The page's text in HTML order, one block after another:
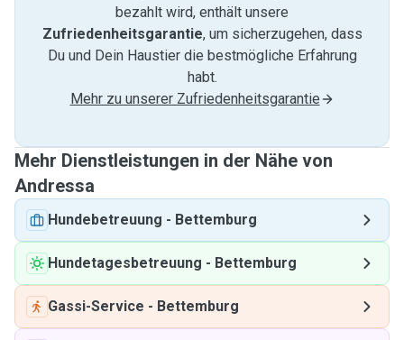
bezahlt wird, enthält unsere
Zufriedenheitsgarantie, um sicherzugehen, dass
Du und Dein Haustier die bestmögliche Erfahrung
habt.
Mehr zu unserer Zufriedenheitsgarantie
Mehr Dienstleistungen in der Nähe von
Andressa
Hundebetreuung - Bettemburg
Hundetagesbetreuung - Bettemburg
Gassi-Service - Bettemburg